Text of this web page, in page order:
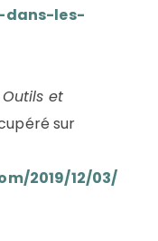
dans-les-
Outils et
sur
2019/12/03/